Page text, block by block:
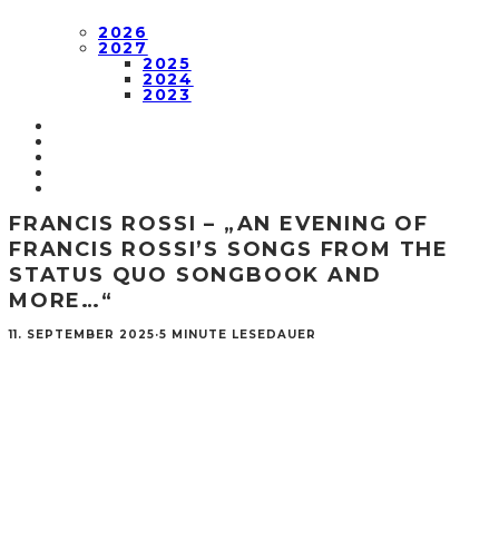
2026
2027
2025
2024
2023
FRANCIS ROSSI – „AN EVENING OF
FRANCIS ROSSI’S SONGS FROM THE
STATUS QUO SONGBOOK AND
MORE…“
11. SEPTEMBER 2025·5 MINUTE LESEDAUER